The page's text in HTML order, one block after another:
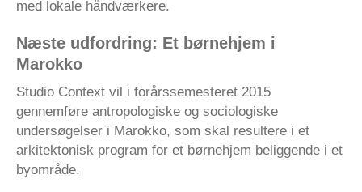
med lokale håndværkere.
Næste udfordring: Et børnehjem i
Marokko
Studio Context vil i forårssemesteret 2015
gennemføre antropologiske og sociologiske
undersøgelser i Marokko, som skal resultere i et
arkitektonisk program for et børnehjem beliggende i et
byområde.